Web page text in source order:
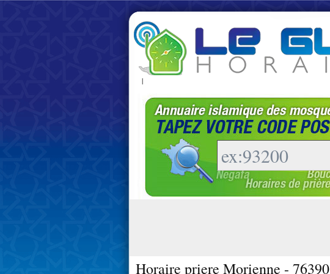
|
Horaire priere Morienne - 76390